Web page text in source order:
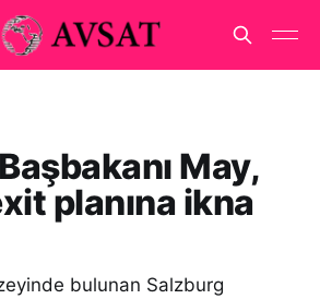
May,
planına ikna
bulunan Salzburg